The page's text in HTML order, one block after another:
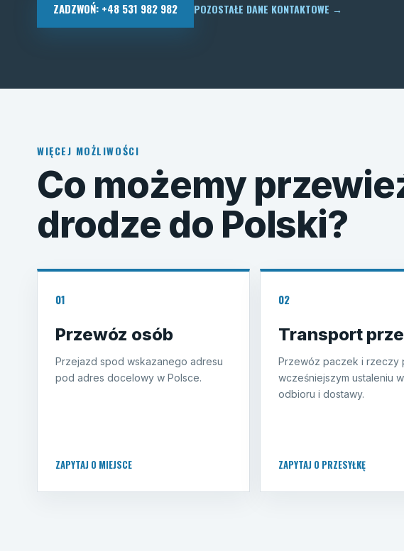
ZADZWOŃ: +48 531 982 982 POZOSTAŁE DANE KONTAKTOWE →
WIĘCEJ MOŻLIWOŚCI
Co możemy
drodze do Polski?
01
Przewóz osób
Przejazd spod wskazanego adresu
pod adres docelowy w Polsce.
ZAPYTAJ O MIEJSCE
02
Transport
Przewóz paczek i rzeczy
wcześniejszym ustaleniu
odbioru i dostawy.
ZAPYTAJ O PRZESYŁKĘ